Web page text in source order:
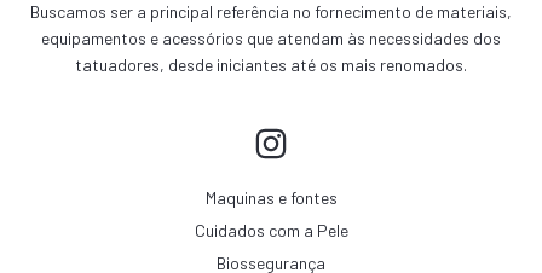
Buscamos ser a principal referência no fornecimento de materiais,
equipamentos e acessórios que atendam às necessidades dos
tatuadores, desde iniciantes até os mais renomados.
Maquinas e fontes
Cuidados com a Pele
Biossegurança